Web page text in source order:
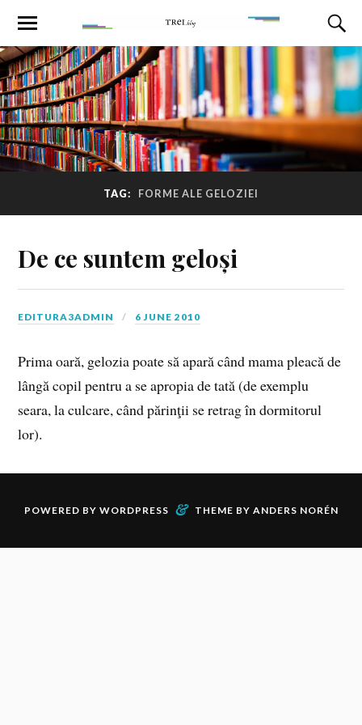
TAG: FORME ALE GELOZIEI
De ce suntem geloși
EDITURA3ADMIN 6 JUNE 2010
Prima oară, gelozia poate să apară când mama pleacă de
lângă copil pentru a se apropia de tată (de exemplu
seara, la culcare, când părinţii se retrag în dormitorul
lor).
POWERED BY WORDPRESS & THEME BY ANDERS NORÉN